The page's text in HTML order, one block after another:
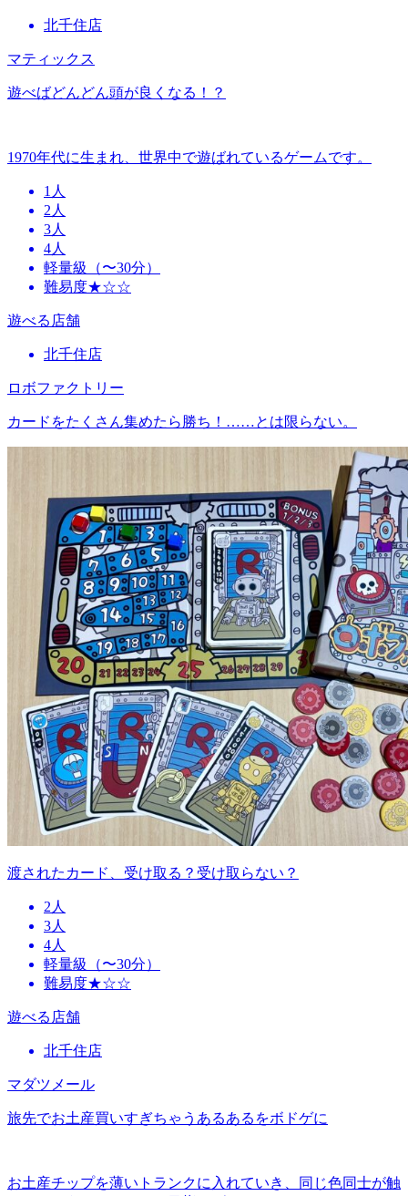
北千住店
マティックス
遊べばどんどん頭が良くなる！？
1970年代に生まれ、世界中で遊ばれているゲームです。
1人
2人
3人
4人
軽量級（〜30分）
難易度★☆☆
遊べる店舗
北千住店
ロボファクトリー
カードをたくさん集めたら勝ち！……とは限らない。
渡されたカード、受け取る？受け取らない？
2人
3人
4人
軽量級（〜30分）
難易度★☆☆
遊べる店舗
北千住店
マダツメール
旅先でお土産買いすぎちゃうあるあるをボドゲに
お土産チップを薄いトランクに入れていき、同じ色同士が触